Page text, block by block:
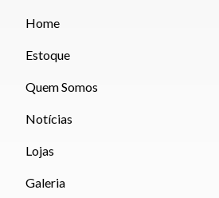
Home
Estoque
Quem Somos
Notícias
Lojas
Galeria